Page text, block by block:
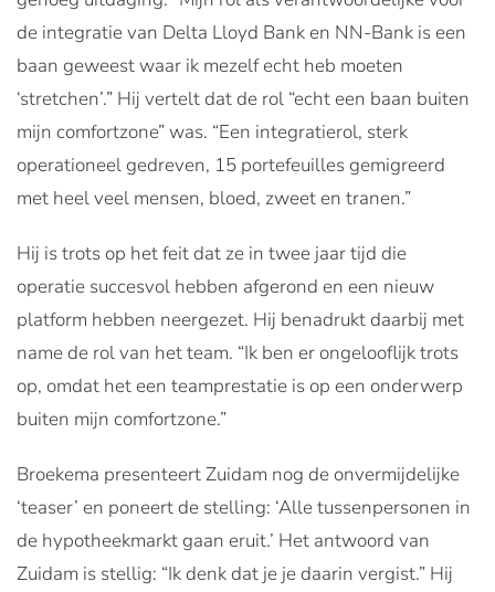
de integratie van Delta Lloyd Bank en NN-Bank is een
baan geweest waar ik mezelf echt heb moeten
‘stretchen’.” Hij vertelt dat de rol “echt een baan buiten
mijn comfortzone” was. “Een integratierol, sterk
operationeel gedreven, 15 portefeuilles gemigreerd
met heel veel mensen, bloed, zweet en tranen.”
Hij is trots op het feit dat ze in twee jaar tijd die
operatie succesvol hebben afgerond en een nieuw
platform hebben neergezet. Hij benadrukt daarbij met
name de rol van het team. “Ik ben er ongelooflijk trots
op, omdat het een teamprestatie is op een onderwerp
buiten mijn comfortzone.”
Broekema presenteert Zuidam nog de onvermijdelijke
‘teaser’ en poneert de stelling: ‘Alle tussenpersonen in
de hypotheekmarkt gaan eruit.’ Het antwoord van
Zuidam is stellig: “Ik denk dat je je daarin vergist.” Hij